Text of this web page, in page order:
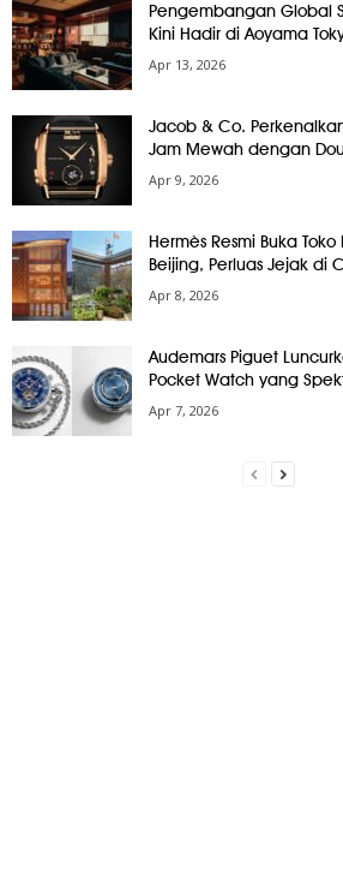
Pengembangan Global
Kini Hadir di Aoyama
Apr 13, 2026
Jacob & Co.
Jam Mewah dengan
Apr 9, 2026
Hermès Resmi Buka
Beijing, Perluas Jejak di
Apr 8, 2026
Audemars Piguet
Pocket Watch yang
Apr 7, 2026